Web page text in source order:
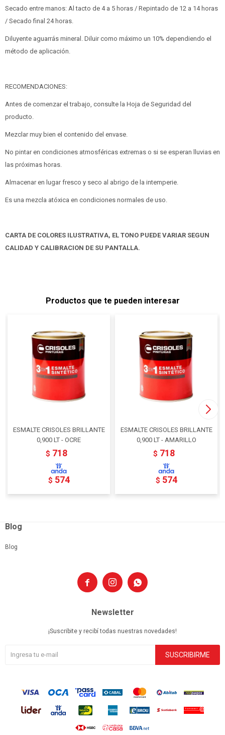
Secado entre manos: Al tacto de 4 a 5 horas / Repintado de 12 a 14 horas
/ Secado final 24 horas.
Diluyente aguarrás mineral. Diluir como máximo un 10% dependiendo el
método de aplicación.
RECOMENDACIONES:
Antes de comenzar el trabajo, consulte la Hoja de Seguridad del
producto.
Mezclar muy bien el contenido del envase.
No pintar en condiciones atmosféricas extremas o si se esperan lluvias en
las próximas horas.
Almacenar en lugar fresco y seco al abrigo de la intemperie.
Es una mezcla atóxica en condiciones normales de uso.
CARTA DE COLORES ILUSTRATIVA, EL TONO PUEDE VARIAR SEGUN
CALIDAD Y CALIBRACION DE SU PANTALLA.
Productos que te pueden interesar
ESMALTE CRISOLES BRILLANTE
0,900 LT - OCRE
$ 718
$ 574
ESMALTE CRISOLES BRILLANTE
0,900 LT - AMARILLO
$ 718
$ 574
  
Blog
Blog
Newsletter
¡Suscribite y recibí todas nuestras novedades!
SUSCRIBIRME